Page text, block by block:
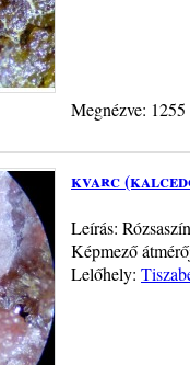
Megnézve:
kvarc
Leírás:
Képmező
Lelőhely: